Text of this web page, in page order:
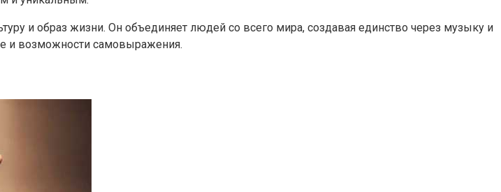
и образ жизни. Он объединяет людей со всего мира, создавая единство через музыку и
и возможности самовыражения.